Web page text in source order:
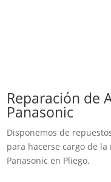
Reparación de
Panasonic
Disponemos de
para hacerse cargo de
Panasonic en Pliego.